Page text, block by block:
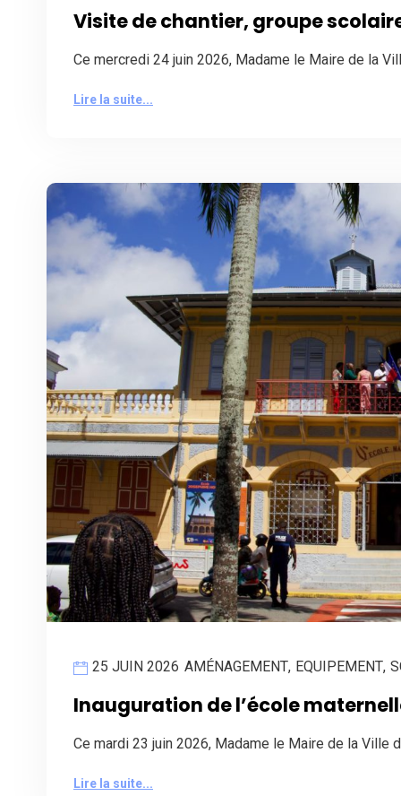
Visite de chantier, groupe
Ce mercredi 24 juin 2026, Madame le Maire de la
Lire la suite...
25 JUIN 2026 AMÉNAGEMENT, EQUIPEMENT,
Inauguration de l’école
Ce mardi 23 juin 2026, Madame le Maire de la Ville
Lire la suite...